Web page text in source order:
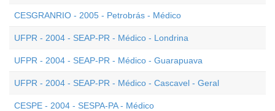
CESGRANRIO - 2005 - Petrobrás - Médico
UFPR - 2004 - SEAP-PR - Médico - Londrina
UFPR - 2004 - SEAP-PR - Médico - Guarapuava
UFPR - 2004 - SEAP-PR - Médico - Cascavel - Geral
CESPE - 2004 - SESPA-PA - Médico